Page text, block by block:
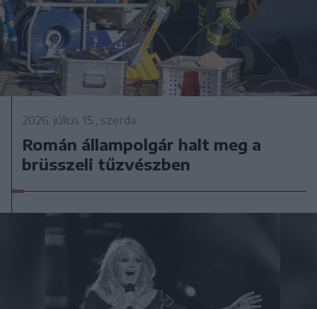
2026. július 15., szerda
Román állampolgár halt meg a
brüsszeli tűzvészben